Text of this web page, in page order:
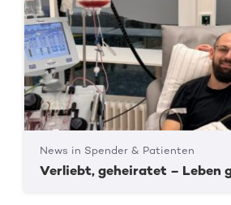
News in Spender & Patienten
Verliebt, geheiratet – Leben